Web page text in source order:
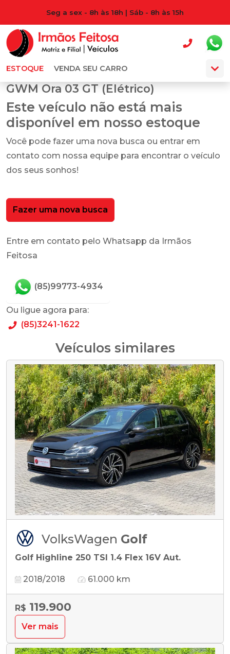
Seg a sex - 8h às 18h | Sáb - 8h às 15h
ESTOQUE VENDA SEU CARRO
GWM Ora 03 GT (Elétrico)
Este veículo não está mais
disponível em nosso estoque
Você pode fazer uma nova busca ou entrar em
contato com nossa equipe para encontrar o veículo
dos seus sonhos!
Fazer uma nova busca
Entre em contato pelo Whatsapp da Irmãos
Feitosa
(85)99773-4934
Ou ligue agora para:
(85)3241-1622
Veículos similares
VolksWagen Golf
Golf Highline 250 TSI 1.4 Flex 16V Aut.
2018/2018 61.000 km
R$ 119.900
Ver mais